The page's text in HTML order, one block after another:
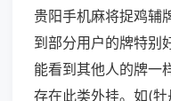
贵阳手机麻将捉鸡辅
到部分用户的牌特别
能看到其他人的牌一
存在此类外挂。如(